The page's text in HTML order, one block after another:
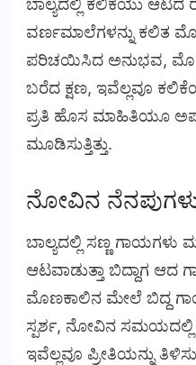
ಬಾಲ್ಯದಲ್ಲಿ ಕಲಿಕೆಯು ಆಟದ
ವರ್ಣಮಾಲೆಗಳನ್ನು ಕಲಿತ
ಪರಿಚಯಿಸಿದ ಅನುಭವ,
ಬರೆದ ಕ್ಷಣ, ಇವೆಲ್ಲವೂ
ಪ್ರತಿ ಹೊಸ ಮಾಹಿತಿಯೂ
ಮೂಡಿಸುತ್ತಿತ್ತು.
ನೋವಿನ
ಬಾಲ್ಯದಲ್ಲಿ ಸಣ್ಣ ಗಾಯಗಳು
ಆಟವಾಡುತ್ತಾ ಬಿದ್ದಾಗ ಆದ
ಮೊಣಕಾಲಿನ ಮೇಲೆ ಬಿದ್ದ
ಸ್ಪರ್ಶ, ನೋವಿನ ಸಮಯದಲ್ಲಿ
ಇವೆಲ್ಲವೂ ಪ್ರೀತಿಯನ್ನು